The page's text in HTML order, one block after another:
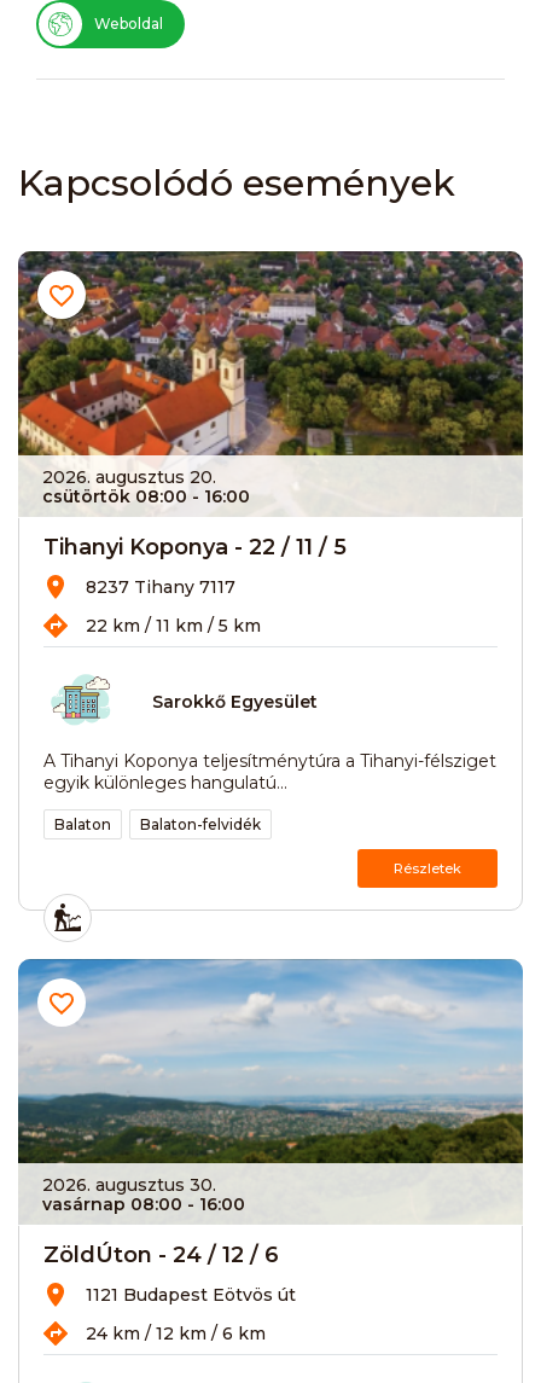
Weboldal
Kapcsolódó események
2026. augusztus 20.
csütörtök 08:00 - 16:00
Tihanyi Koponya - 22 / 11 / 5
8237 Tihany 7117
22 km / 11 km / 5 km
Sarokkő Egyesület
A Tihanyi Koponya teljesítménytúra a Tihanyi-félsziget
egyik különleges hangulatú...
Balaton Balaton-felvidék
Részletek
2026. augusztus 30.
vasárnap 08:00 - 16:00
ZöldÚton - 24 / 12 / 6
1121 Budapest Eötvös út
24 km / 12 km / 6 km